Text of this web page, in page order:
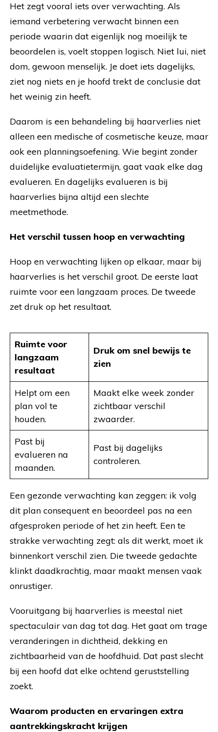
Het zegt vooral iets over verwachting. Als
iemand verbetering verwacht binnen een
periode waarin dat eigenlijk nog moeilijk te
beoordelen is, voelt stoppen logisch. Niet lui, niet
dom, gewoon menselijk. Je doet iets dagelijks,
ziet nog niets en je hoofd trekt de conclusie dat
het weinig zin heeft.
Daarom is een behandeling bij haarverlies niet
alleen een medische of cosmetische keuze, maar
ook een planningsoefening. Wie begint zonder
duidelijke evaluatietermijn, gaat vaak elke dag
evalueren. En dagelijks evalueren is bij
haarverlies bijna altijd een slechte
meetmethode.
Het verschil tussen hoop en verwachting
Hoop en verwachting lijken op elkaar, maar bij
haarverlies is het verschil groot. De eerste laat
ruimte voor een langzaam proces. De tweede
zet druk op het resultaat.
Ruimte voor
langzaam
resultaat
Druk om snel bewijs te
zien
Helpt om een
plan vol te
houden.
Maakt elke week zonder
zichtbaar verschil
zwaarder.
Past bij
evalueren na
maanden.
Past bij dagelijks
controleren.
Een gezonde verwachting kan zeggen: ik volg
dit plan consequent en beoordeel pas na een
afgesproken periode of het zin heeft. Een te
strakke verwachting zegt: als dit werkt, moet ik
binnenkort verschil zien. Die tweede gedachte
klinkt daadkrachtig, maar maakt mensen vaak
onrustiger.
Vooruitgang bij haarverlies is meestal niet
spectaculair van dag tot dag. Het gaat om trage
veranderingen in dichtheid, dekking en
zichtbaarheid van de hoofdhuid. Dat past slecht
bij een hoofd dat elke ochtend geruststelling
zoekt.
Waarom producten en ervaringen extra
aantrekkingskracht krijgen